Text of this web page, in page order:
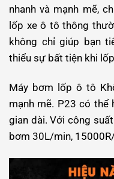
nhanh và mạnh mẽ,
lốp xe ô tô thông
không chỉ giúp bạn
thiểu sự bất tiện khi
Máy bơm lốp ô tô
mạnh mẽ. P23 có thể
gian dài. Với công
bơm 30L/min,